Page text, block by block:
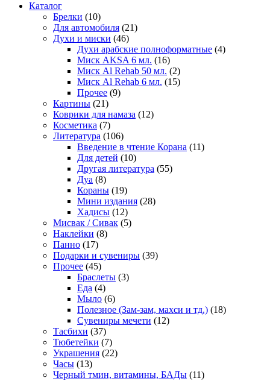
Каталог
Брелки (10)
Для автомобиля (21)
Духи и миски (46)
Духи арабские полноформатные (4)
Миск AKSA 6 мл. (16)
Миск Al Rehab 50 мл. (2)
Миск Al Rehab 6 мл. (15)
Прочее (9)
Картины (21)
Коврики для намаза (12)
Косметика (7)
Литература (106)
Введение в чтение Корана (11)
Для детей (10)
Другая литература (55)
Дуа (8)
Кораны (19)
Мини издания (28)
Хадисы (12)
Мисвак / Сивак (5)
Наклейки (8)
Панно (17)
Подарки и сувениры (39)
Прочее (45)
Браслеты (3)
Еда (4)
Мыло (6)
Полезное (Зам-зам, махси и тд.) (18)
Сувениры мечети (12)
Тасбихи (37)
Тюбетейки (7)
Украшения (22)
Часы (13)
Черный тмин, витамины, БАДы (11)